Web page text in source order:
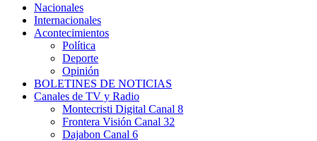
Nacionales
Internacionales
Acontecimientos
Política
Deporte
Opinión
BOLETINES DE NOTICIAS
Canales de TV y Radio
Montecristi Digital Canal 8
Frontera Visión Canal 32
Dajabon Canal 6